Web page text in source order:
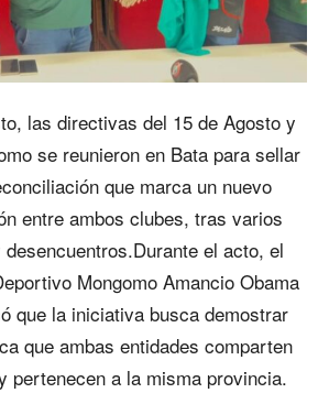
las directivas del 15 de Agosto y
se reunieron en Bata para sellar
que marca un nuevo
entre ambos clubes, tras varios
el acto, el
Mongomo Amancio Obama
que la iniciativa busca demostrar
que ambas entidades comparten
pertenecen a la misma provincia.